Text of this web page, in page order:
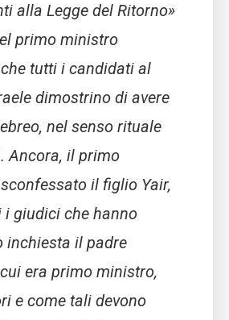
alla Legge del Ritorno»
primo ministro
tutti i candidati al
dimostrino di avere
nel senso rituale
Ancora, il primo
il figlio Yair,
i giudici che hanno
inchiesta il padre
era primo ministro,
e come tali devono